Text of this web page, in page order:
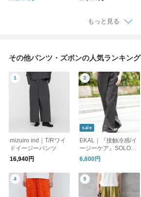
もっと見る
その他パンツ・ズボンの人気ランキング
mizuiro ind｜T/Rワイ
ドイージーパンツ
16,940円
sale
EKAL｜『接触冷感/イ
ージーケア』SOLOTE
Xラップパンツ
6,600円